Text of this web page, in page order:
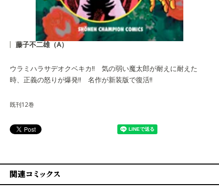
藤子不二雄（A）
ウラミハラサデオクベキカ!! 気の弱い魔太郎が耐えに耐えた
時、正義の怒りが爆発!! 名作が新装版で復活!!
既刊12巻